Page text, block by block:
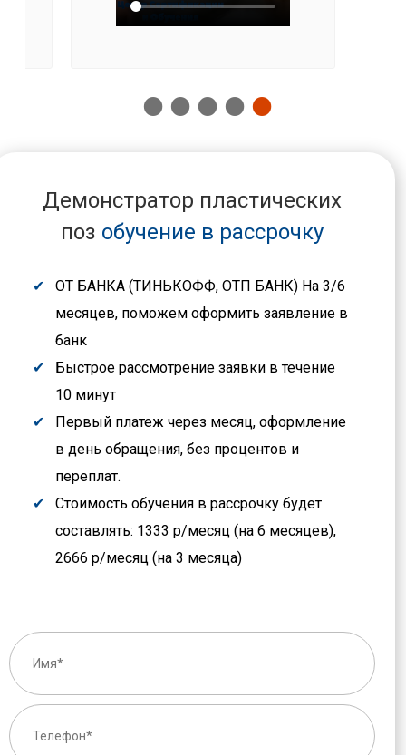
Демонстратор пластических
поз обучение в рассрочку
ОТ БАНКА (ТИНЬКОФФ, ОТП БАНК) На 3/6
месяцев, поможем оформить заявление в
банк
Быстрое рассмотрение заявки в течение
10 минут
Первый платеж через месяц, оформление
в день обращения, без процентов и
переплат.
Стоимость обучения в рассрочку будет
составлять: 1333 р/месяц (на 6 месяцев),
2666 р/месяц (на 3 месяца)